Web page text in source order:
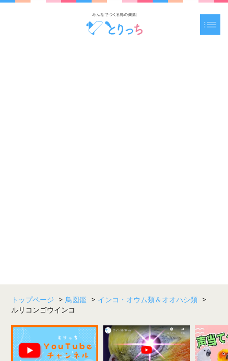
トップページ > 鳥図鑑 > インコ・オウム類＆オオハシ類 >
ルリコンゴウインコ